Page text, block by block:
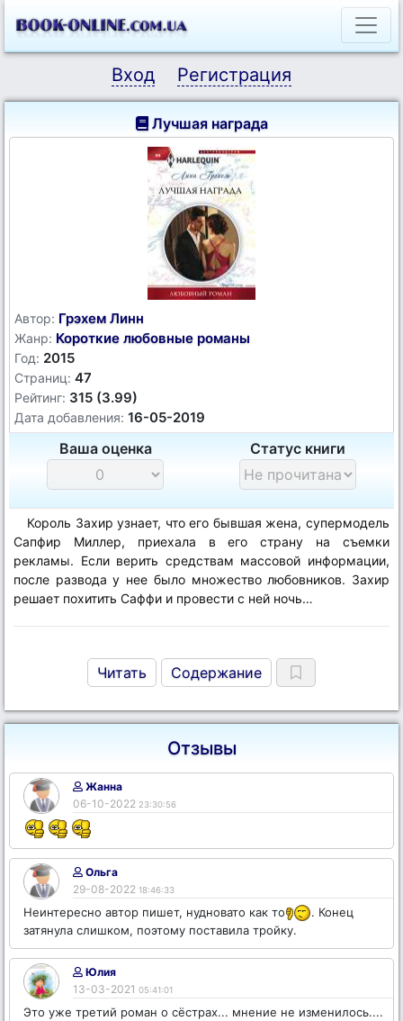
Вход Регистрация
Лучшая награда
Автор: Грэхем Линн
Жанр: Короткие любовные романы
Год: 2015
Страниц: 47
Рейтинг: 315 (3.99)
Дата добавления: 16-05-2019
Ваша оценка Статус книги
Король Захир узнает, что его бывшая жена, супермодель
Сапфир Миллер, приехала в его страну на съемки
рекламы. Если верить средствам массовой информации,
после развода у нее было множество любовников. Захир
решает похитить Саффи и провести с ней ночь…
Читать Содержание
Отзывы
Жанна
06-10-2022 23:30:56
Ольга
29-08-2022 18:46:33
Неинтересно автор пишет, нудновато как то
. Конец
затянула слишком, поэтому поставила тройку.
Юлия
13-03-2021 05:41:01
Это уже третий роман о сёстрах... мнение не изменилось....